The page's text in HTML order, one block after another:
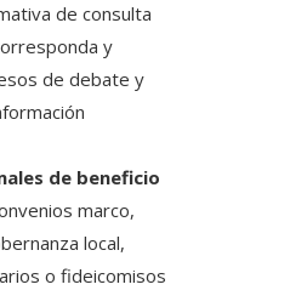
de consulta
y
de debate y
de beneficio
marco,
local,
o fideicomisos